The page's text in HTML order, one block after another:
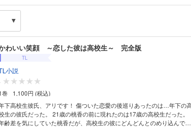
わいい笑顔 ～恋した彼は高校生～ 完全版
TL
小説
巻
1,100円 (税込)
高校生彼氏、アリです！ 傷ついた恋愛の後巡りあったのは…年下の高
生の彼氏だった。 21歳の桃香の前に現れたのは17歳の高校生だった。
齢差を気にしていた桃香だが、高校生の彼にどんどんとのめり込んでい